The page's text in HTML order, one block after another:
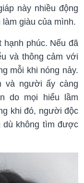
này nhiều động
giàu của mình.
hạnh phúc. Nếu đã
và thông cảm với
mỗi khi nóng nảy.
và người ấy càng
do mọi hiểu lầm
khi đó, người độc
dù không tìm được